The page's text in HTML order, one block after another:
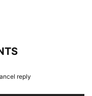
reply